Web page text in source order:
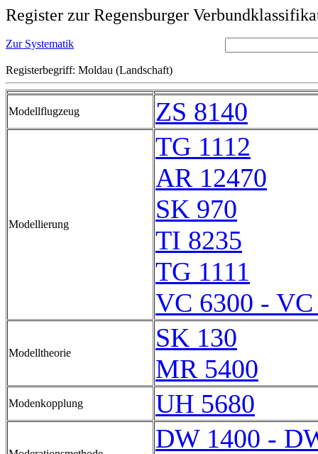
Register zur Regensburger
Zur Systematik
Registerbegriff: Moldau (Landschaft)
Modellflugzeug ZS 8140
Modellierung
TG 1112
AR 12470
SK 970
TI 8235
TG 1111
VC 6300 - VC
Modelltheorie
SK 130
MR 5400
Modenkopplung UH 5680
DW 1400 -